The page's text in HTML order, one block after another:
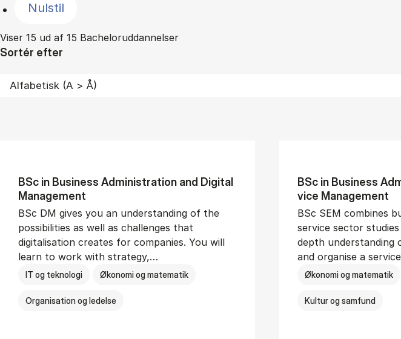
Nulstil
Viser 15 ud af 15 Bacheloruddannelser
Sortér efter
BSc in Busi­ness Ad­min­is­tra­tion and Di­git­al
Man­age­ment
BSc DM gives you an understanding of the
possibilities as well as challenges that
digitalisation creates for companies. You will
learn to work with strategy,…
IT og teknologi Økonomi og matematik
Organisation og ledelse
BSc in Busi­ness
vice Man­age­ment
BSc SEM combines
service sector
depth understanding
and organise a
Økonomi og matematik
Kultur og samfund